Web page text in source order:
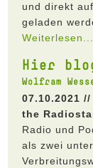
und direkt
geladen
Weiterlesen...
Hier
Wolfram
07.10.2021
the
Radio und
als zwei